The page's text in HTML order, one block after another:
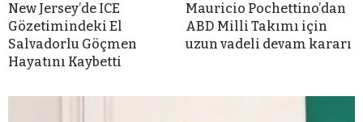
New Jersey’de ICE
Gözetimindeki El
Salvadorlu Göçmen
Hayatını Kaybetti
Mauricio Pochettino’dan
ABD Milli Takımı için
uzun vadeli devam kararı